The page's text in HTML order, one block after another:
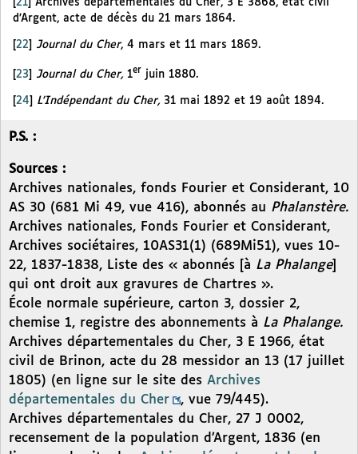
d’Argent, acte de décès du 21 mars 1864.
22 Journal du Cher, 4 mars et 11 mars 1869.
[23] Journal du Cher, 1er juin 1880.
24 L’Indépendant du Cher, 31 mai 1892 et 19 août 1894.
P.S. :
Sources :
Archives nationales, fonds Fourier et Considerant, 10
AS 30 (681 Mi 49, vue 416), abonnés au Phalanstère.
Archives nationales, Fonds Fourier et Considerant,
Archives sociétaires, 10AS31(1) (689Mi51), vues 10-
22, 1837-1838, Liste des « abonnés [à La Phalange]
qui ont droit aux gravures de Chartres ».
École normale supérieure, carton 3, dossier 2,
chemise 1, registre des abonnements à La Phalange.
Archives départementales du Cher, 3 E 1966, état
civil de Brinon, acte du 28 messidor an 13 (17 juillet
1805) (en ligne sur le site des Archives
départementales du Cher
, vue 79/445).
Archives départementales du Cher, 27 J 0002,
recensement de la population d’Argent, 1836 (en